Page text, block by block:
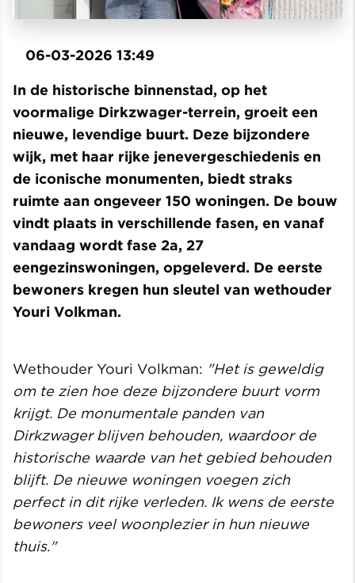
06-03-2026 13:49
In de historische binnenstad, op het
voormalige Dirkzwager-terrein, groeit een
nieuwe, levendige buurt. Deze bijzondere
wijk, met haar rijke jenevergeschiedenis en
de iconische monumenten, biedt straks
ruimte aan ongeveer 150 woningen. De bouw
vindt plaats in verschillende fasen, en vanaf
vandaag wordt fase 2a, 27
eengezinswoningen, opgeleverd. De eerste
bewoners kregen hun sleutel van wethouder
Youri Volkman.
Wethouder Youri Volkman: "Het is geweldig
om te zien hoe deze bijzondere buurt vorm
krijgt. De monumentale panden van
Dirkzwager blijven behouden, waardoor de
historische waarde van het gebied behouden
blijft. De nieuwe woningen voegen zich
perfect in dit rijke verleden. Ik wens de eerste
bewoners veel woonplezier in hun nieuwe
thuis."